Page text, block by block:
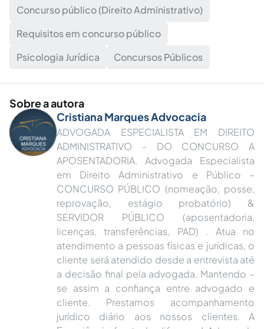
Concurso público (Direito Administrativo)
Requisitos em concurso público
Psicologia Jurídica
Concursos Públicos
Sobre a autora
Cristiana Marques Advocacia
ADVOGADA ESPECIALISTA EM DIREITO
ADMINISTRATIVO - DO CONCURSO A
APOSENTADORIA. Advogada Especialista
em Direito Administrativo e Público –
CONCURSO PÚBLICO (nomeação, posse,
reprovação, estágio probatório) &
SERVIDOR PÚBLICO (aposentadoria,
licenças, transferências, PAD) . Atua no
atendimento a pessoas físicas e jurídicas, o
cliente será atendido desde a entrevista até
a decisão final pela advogada. Mantendo –
se assim a confiança entre advogado e
cliente. Prestamos acompanhamento
jurídico diário aos nossos clientes. A